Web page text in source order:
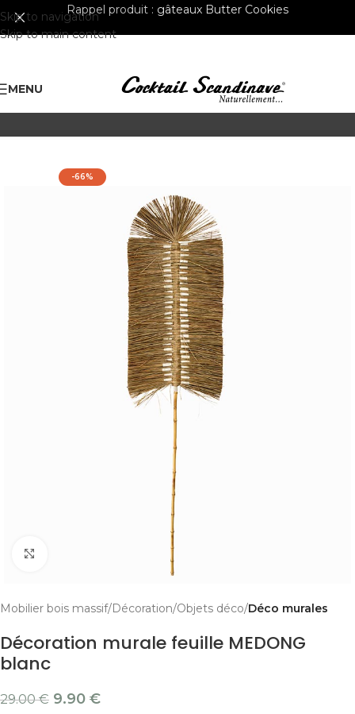
Skip to navigation
Skip to main content
Rappel produit : gâteaux Butter Cookies
MENU
-66%
Mobilier bois massif Décoration Objets déco Déco murales
Décoration murale feuille MEDONG
blanc
29.00€ 9.90 €